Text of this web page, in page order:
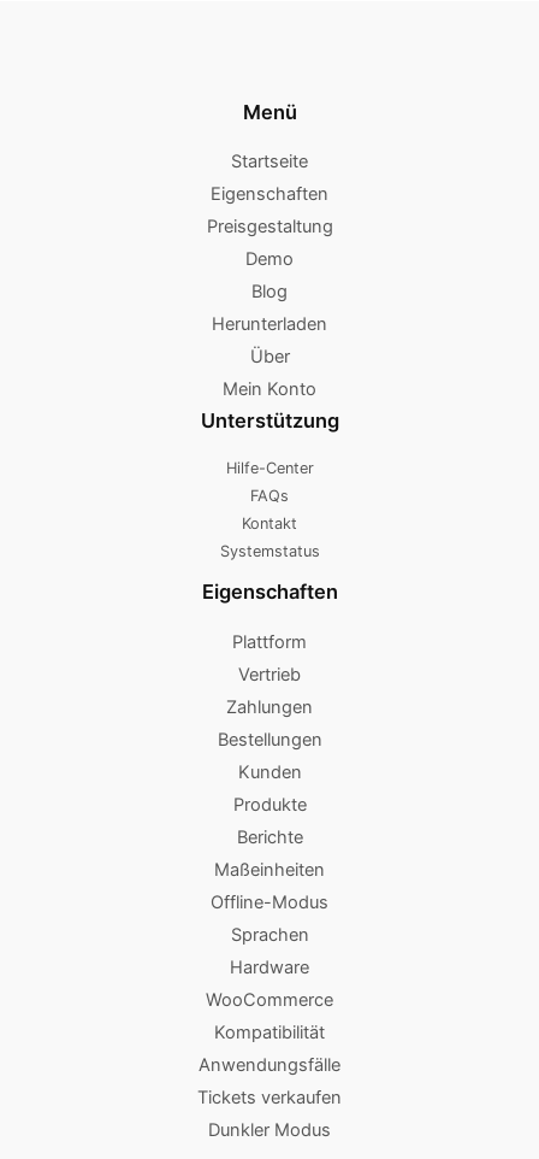
Menü
Startseite
Eigenschaften
Preisgestaltung
Demo
Blog
Herunterladen
Über
Mein Konto
Unterstützung
Hilfe-Center
FAQs
Kontakt
Systemstatus
Eigenschaften
Plattform
Vertrieb
Zahlungen
Bestellungen
Kunden
Produkte
Berichte
Maßeinheiten
Offline-Modus
Sprachen
Hardware
WooCommerce
Kompatibilität
Anwendungsfälle
Tickets verkaufen
Dunkler Modus